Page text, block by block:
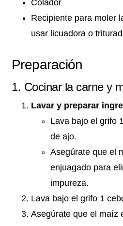
Colador
Recipiente para moler
usar licuadora o
Preparación
1. Cocinar la carne y
Lavar y preparar
Lava bajo el grifo
de ajo.
Asegúrate que el
enjuagado para
impureza.
Lava bajo el grifo 1
Asegúrate que el maíz